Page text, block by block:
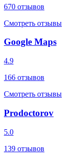
670 отзывов
Смотреть отзывы
Google Maps
4.9
166 отзывов
Смотреть отзывы
Prodoctorov
5.0
139 отзывов